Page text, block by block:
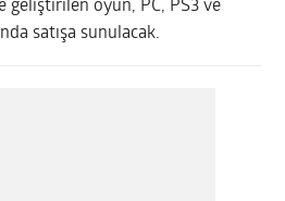
geliştirilen oyun, PC, PS3 ve
satışa sunulacak.